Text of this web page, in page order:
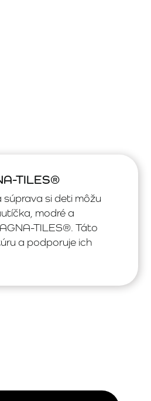
TILES®
si deti môžu
modré a
TILES®. Táto
a podporuje ich